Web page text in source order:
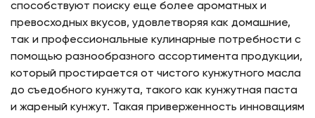
способствуют поиску еще более ароматных и
превосходных вкусов, удовлетворяя как домашние,
так и профессиональные кулинарные потребности с
помощью разнообразного ассортимента продукции,
который простирается от чистого кунжутного масла
до съедобного кунжута, такого как кунжутная паста
и жареный кунжут. Такая приверженность инновациям